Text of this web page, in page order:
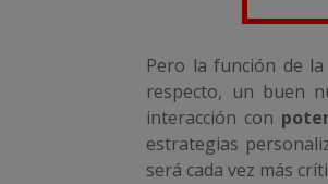
Pero la función de la
respecto, un buen
interacción con
estrategias
será cada vez más